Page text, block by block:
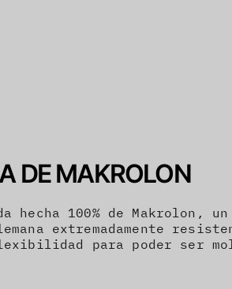
DE MAKROLON
hecha 100% de Makrolon,
extremadamente
para poder ser